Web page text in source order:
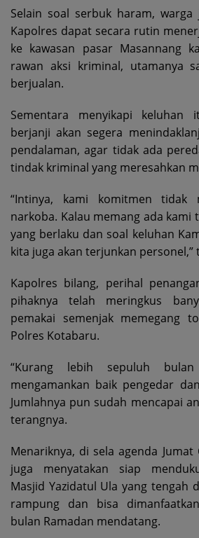
Selain soal serbuk haram,
Kapolres dapat secara rutin
ke kawasan pasar Masannang
rawan aksi kriminal, utamanya
berjualan.
Sementara menyikapi keluhan
berjanji akan segera
pendalaman, agar tidak ada
tindak kriminal yang meresahkan
“Intinya, kami komitmen tidak
narkoba. Kalau memang ada kami
yang berlaku dan soal keluhan
kita juga akan terjunkan personel,”
Kapolres bilang, perihal
pihaknya telah meringkus
pemakai semenjak memegang
Polres Kotabaru.
“Kurang lebih sepuluh
mengamankan baik pengedar
Jumlahnya pun sudah mencapai
terangnya.
Menariknya, di sela agenda
juga menyatakan siap
Masjid Yazidatul Ula yang tengah
rampung dan bisa
bulan Ramadan mendatang.